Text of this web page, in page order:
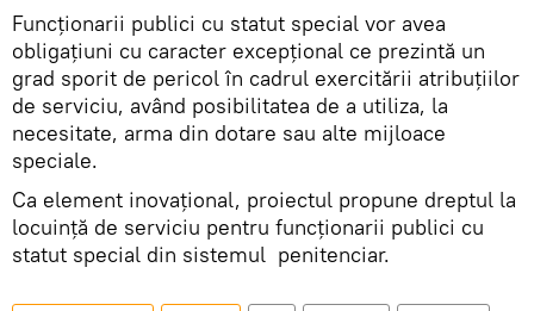
Funcționarii publici cu statut special vor avea
obligațiuni cu caracter excepțional ce prezintă un
grad sporit de pericol în cadrul exercitării atribuțiilor
de serviciu, având posibilitatea de a utiliza, la
necesitate, arma din dotare sau alte mijloace
speciale.
Ca element inovațional, proiectul propune dreptul la
locuință de serviciu pentru funcționarii publici cu
statut special din sistemul penitenciar.